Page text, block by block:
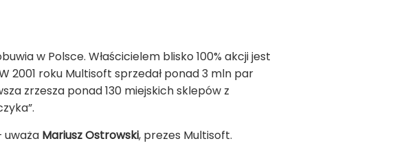
w Polsce. Właścicielem blisko 100% akcji jest
2001 roku Multisoft sprzedał ponad 3 mln par
zrzesza ponad 130 miejskich sklepów z
uważa Mariusz Ostrowski, prezes Multisoft.